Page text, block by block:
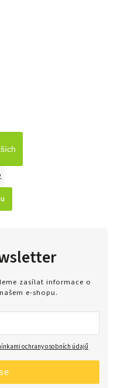
zasílat informace o
e-shopu.
ochrany osobních údajů